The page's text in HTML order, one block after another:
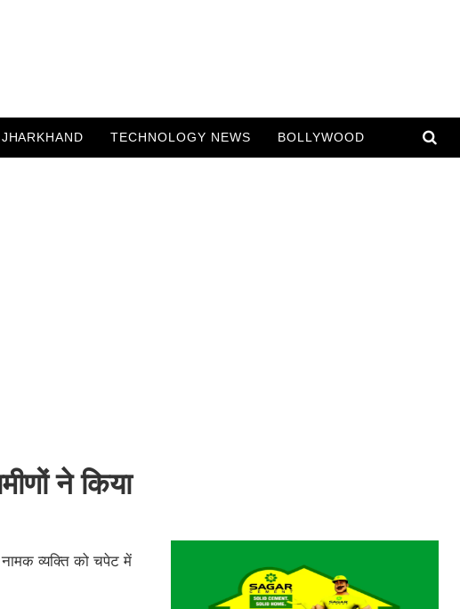
JHARKHAND TECHNOLOGY NEWS BOLLYWOOD
ने किया
व्यक्ति को चपेट में